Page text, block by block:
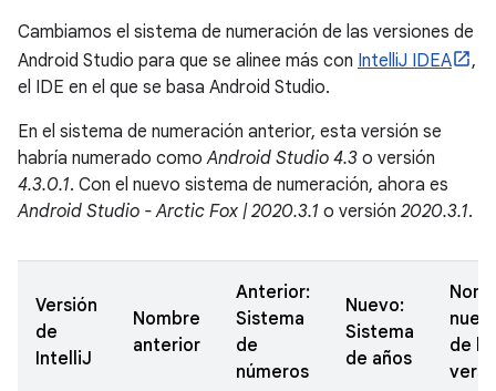
Cambiamos el sistema de numeración de las versiones de
Android Studio para que se alinee más con IntelliJ IDEA
,
el IDE en el que se basa Android Studio.
En el sistema de numeración anterior, esta versión se
habría numerado comoAndroid Studio 4.3 o versión
4.3.0.1. Con el nuevo sistema de numeración, ahora es
Android Studio - Arctic Fox | 2020.3.1 o versión 2020.3.1.
Versión
de
IntelliJ
Nombre
anterior
Anterior:
Sistema
de
números
Nuevo:
Sistema
de años
de la